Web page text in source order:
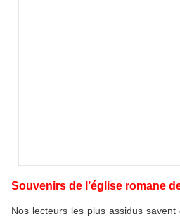
Souvenirs de l’église romane
Nos lecteurs les plus assidus savent